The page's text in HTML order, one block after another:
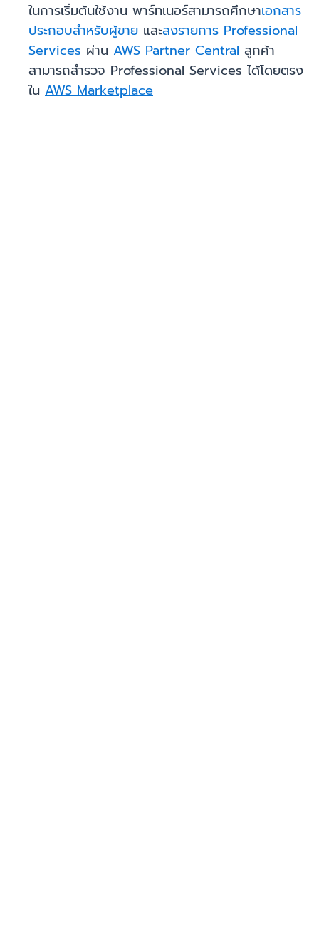
ในการเริ่มต้นใช้งาน พาร์ทเนอร์สามารถศึกษาเอกสาร
ประกอบสำหรับผู้ขาย และลงรายการ Professional
Services ผ่าน AWS Partner Central ลูกค้า
สามารถสำรวจ Professional Services ได้โดยตรง
ใน AWS Marketplace